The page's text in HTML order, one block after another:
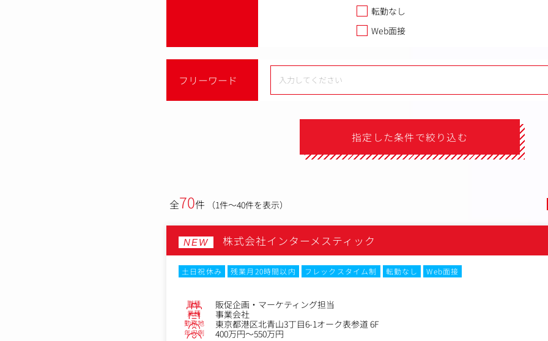
転勤なし
Web面接
フリーワード
指定した条件で絞り込む
全70件 （1件～40件を表示）
NEW 株式会社インターメスティック
土日祝休み 残業月20時間以内 フレックスタイム制 転勤なし
Web面接
職種 販促企画・マーケティング担当
業種 事業会社
勤務地 東京都港区北青山3丁目6-1オーク表参道 6F
年収例
400万円～550万円